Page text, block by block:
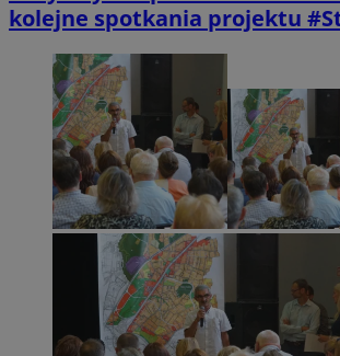
kolejne spotkania projektu